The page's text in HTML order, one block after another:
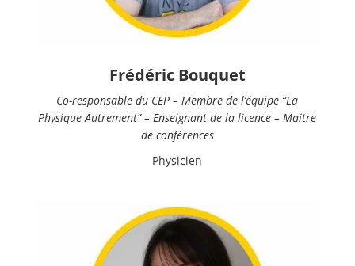
Frédéric Bouquet
Co-responsable du CEP – Membre de l’équipe “La
Physique Autrement” – Enseignant de la licence –Maitre
de conférences
Physicien